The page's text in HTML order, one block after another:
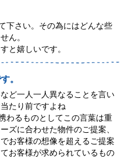
下さい。その為にはどんな些
ん。
と嬉しいです。
。
ど一人一人異なることを言い
たり前ですよね
のとしてこの言葉は重
ズに合わせた物件のご提案、
お客様の想像を超えるご提案
お客様が求められているもの